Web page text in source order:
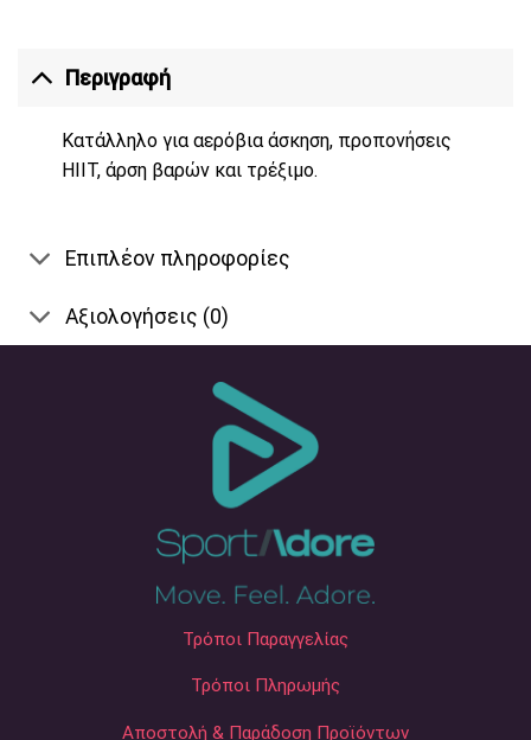
Περιγραφή
Κατάλληλο για αερόβια άσκηση, προπονήσεις
HIIT, άρση βαρών και τρέξιμο.
Επιπλέον πληροφορίες
Αξιολογήσεις (0)
Τρόποι Παραγγελίας
Τρόποι Πληρωμής
Αποστολή & Παράδοση Προϊόντων